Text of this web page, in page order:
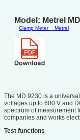
Model: Metrel
Clamp Meter Metrel
The MD 9230 is a
voltages up to 600 V and
spectrum of measurement
companies and works
Test functions